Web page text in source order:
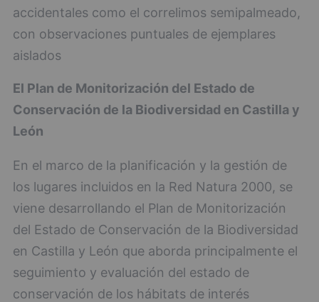
accidentales como el correlimos semipalmeado,
con observaciones puntuales de ejemplares
aislados
El Plan de Monitorización del Estado de
Conservación de la Biodiversidad en Castilla y
León
En el marco de la planificación y la gestión de
los lugares incluidos en la Red Natura 2000, se
viene desarrollando el Plan de Monitorización
del Estado de Conservación de la Biodiversidad
en Castilla y León que aborda principalmente el
seguimiento y evaluación del estado de
conservación de los hábitats de interés